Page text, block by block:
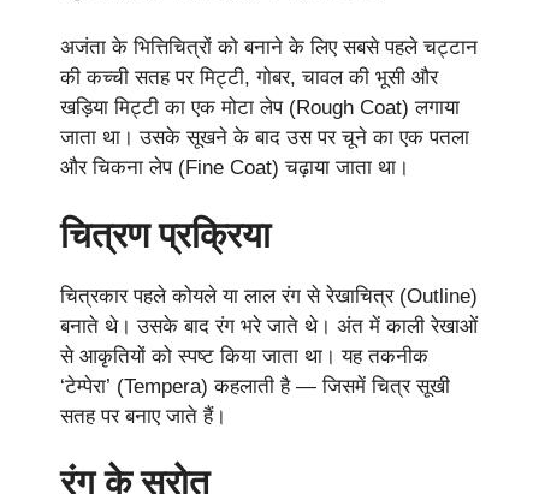
अजंता के भित्तिचित्रों को बनाने के लिए सबसे पहले चट्टान
की कच्ची सतह पर मिट्टी, गोबर, चावल की भूसी और
खड़िया मिट्टी का एक मोटा लेप (Rough Coat) लगाया
जाता था। उसके सूखने के बाद उस पर चूने का एक पतला
और चिकना लेप (Fine Coat) चढ़ाया जाता था।
चित्रण प्रक्रिया
चित्रकार पहले कोयले या लाल रंग से रेखाचित्र (Outline)
बनाते थे। उसके बाद रंग भरे जाते थे। अंत में काली रेखाओं
से आकृतियों को स्पष्ट किया जाता था। यह तकनीक
‘टेम्पेरा’ (Tempera) कहलाती है — जिसमें चित्र सूखी
सतह पर बनाए जाते हैं।
रंग के स्रोत